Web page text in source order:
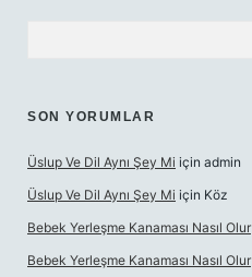
SON YORUMLAR
Üslup Ve Dil Aynı Şey Mi için admin
Üslup Ve Dil Aynı Şey Mi için Köz
Bebek Yerleşme Kanaması Nasıl Olur
Bebek Yerleşme Kanaması Nasıl Olur